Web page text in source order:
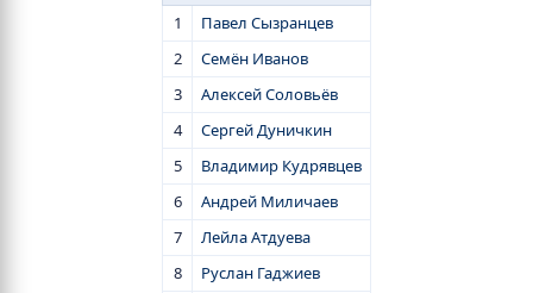
1
Павел Сызранцев
2
Семён Иванов
3
Алексей Соловьёв
4
Сергей Дуничкин
5
Владимир Кудрявцев
6
Андрей Миличаев
7
Лейла Атдуева
8
Руслан Гаджиев